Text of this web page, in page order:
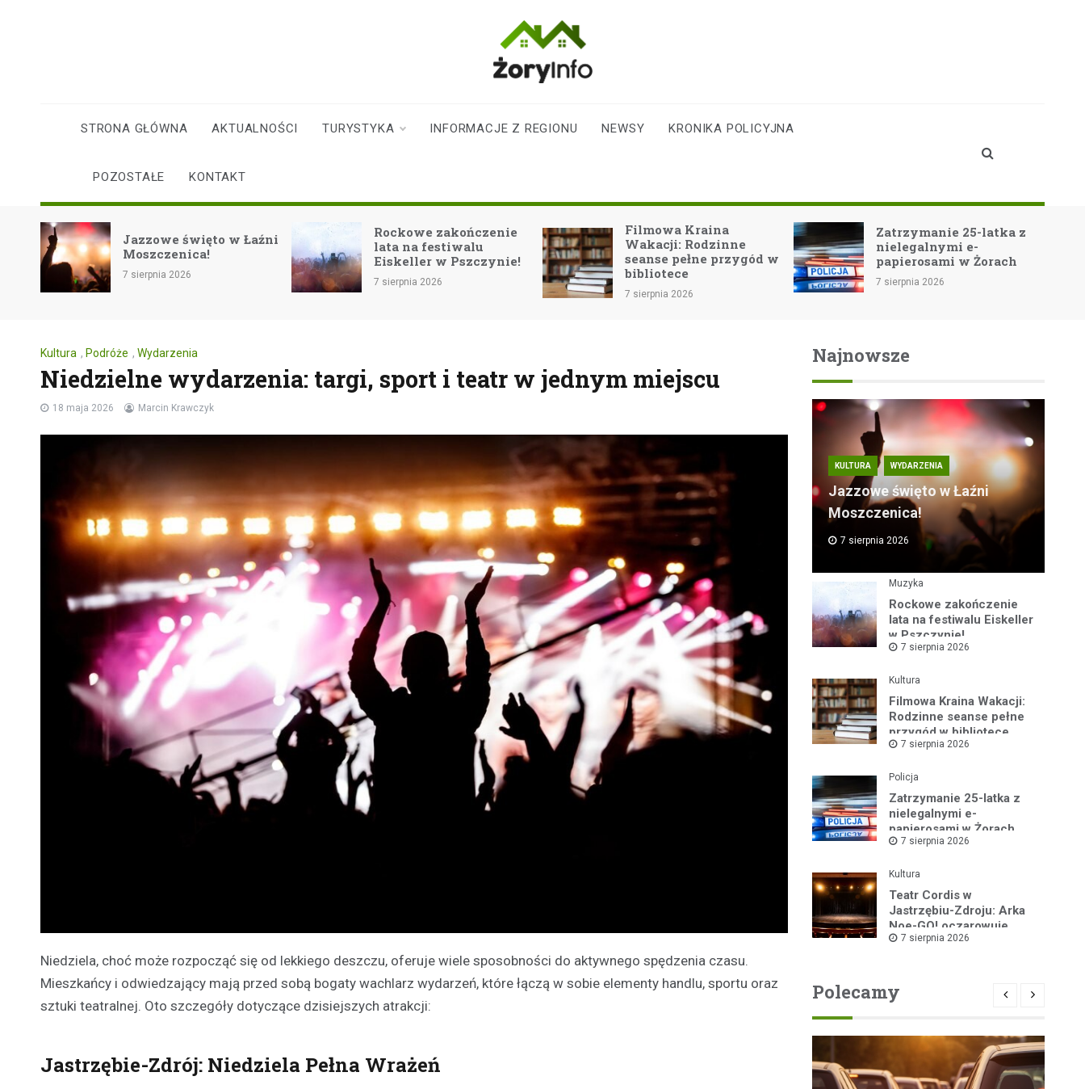
mieszkańców
Żor
STRONA GŁÓWNA AKTUALNOŚCI TURYSTYKA INFORMACJE Z REGIONU NEWSY KRONIKA POLICYJNA
POZOSTAŁE KONTAKT
Jazzowe święto w Łaźni
Moszczenica!
7 sierpnia 2026
Rockowe zakończenie
lata na festiwalu
Eiskeller w Pszczynie!
7 sierpnia 2026
Filmowa Kraina
Wakacji: Rodzinne
seanse pełne przygód w
bibliotece
7 sierpnia 2026
Zatrzymanie 25-latka z
nielegalnymi e-
papierosami w Żorach
7 sierpnia 2026
Kultura , Podróże , Wydarzenia
Niedzielne wydarzenia: targi, sport i teatr w jednym miejscu
18 maja 2026 Marcin Krawczyk
Niedziela, choć może rozpocząć się od lekkiego deszczu, oferuje wiele sposobności do aktywnego spędzenia czasu.
Mieszkańcy i odwiedzający mają przed sobą bogaty wachlarz wydarzeń, które łączą w sobie elementy handlu, sportu oraz
sztuki teatralnej. Oto szczegóły dotyczące dzisiejszych atrakcji:
Jastrzębie-Zdrój: Niedziela Pełna Wrażeń
Najnowsze
KULTURA WYDARZENIA
Jazzowe święto w Łaźni
Moszczenica!
7 sierpnia 2026
Muzyka
Rockowe zakończenie
lata na festiwalu Eiskeller
w Pszczynie!
7 sierpnia 2026
Kultura
Filmowa Kraina Wakacji:
Rodzinne seanse pełne
przygód w bibliotece
7 sierpnia 2026
Policja
Zatrzymanie 25-latka z
nielegalnymi e-
papierosami w Żorach
7 sierpnia 2026
Kultura
Teatr Cordis w
Jastrzębiu-Zdroju: Arka
Noe-GO! oczarowuje
widownię!
7 sierpnia 2026
Polecamy